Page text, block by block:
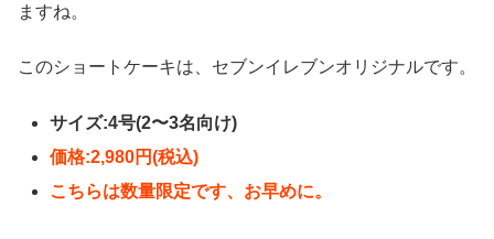
ますね。
このショートケーキは、セブンイレブンオリジナルです。
サイズ:4号(2〜3名向け)
価格:2,980円(税込)
こちらは数量限定です、お早めに。